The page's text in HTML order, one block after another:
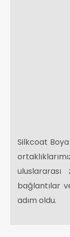
Silkcoat
bağlantılar
adım oldu.